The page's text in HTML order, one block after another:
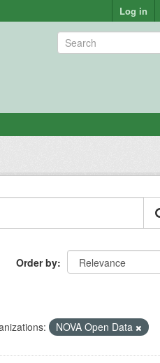
Log in
Order by
NOVA Open Data